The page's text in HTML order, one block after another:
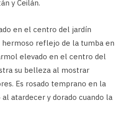
y Ceilán.
en el centro del jardín
hermoso reflejo de la tumba en
elevado en el centro del
su belleza al mostrar
Es rosado temprano en la
atardecer y dorado cuando la